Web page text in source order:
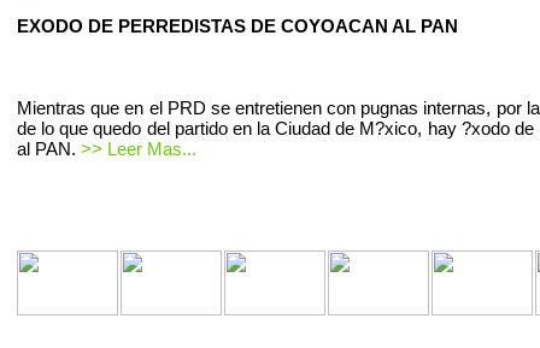
EXODO DE PERREDISTAS DE COYOACAN AL PAN
Mientras que en el PRD se entretienen con pugnas internas, por
de lo que quedo del partido en la Ciudad de M?xico, hay ?xodo de
al PAN. >> Leer Mas...